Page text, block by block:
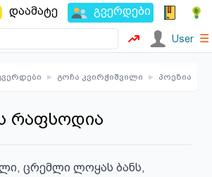
დაამატე გვერდები
User ☰
▸ გოჩა კვირჭიშვილი ▸ პოეზია
რაფსოდია
ცრემლი ლოყას ბანს,